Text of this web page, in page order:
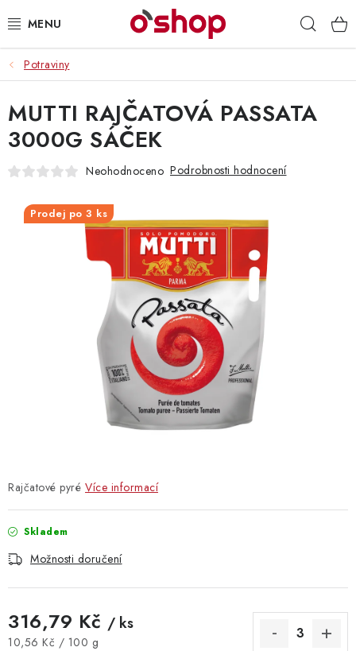
na
OSOBNÍ PÉČE
POTRAVINY
HRAČKY 🧸
ZACHRAŇTE PRODUKTY
Obchodní podmínky
Podmínky ochrany osobních údajů
Servis a reklamace
Potraviny
Rajčatové pyré Více informací
Skladem
Možnosti doručení
316,79 Kč / ks
Měrná cena:
10,56 Kč / 100 g
MUTTI RAJČATOVÁ PASSATA
3000G SÁČEK
Neohodnoceno Podrobnosti hodnocení
Prodej po 3 ks